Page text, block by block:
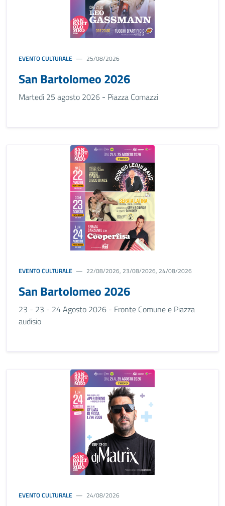
EVENTO CULTURALE 25/08/2026
San Bartolomeo 2026
Martedì 25 agosto 2026 - Piazza Comazzi
EVENTO CULTURALE 22/08/2026, 23/08/2026, 24/08/2026
San Bartolomeo 2026
23 - 23 - 24 Agosto 2026 - Fronte Comune e Piazza
audisio
EVENTO CULTURALE 24/08/2026